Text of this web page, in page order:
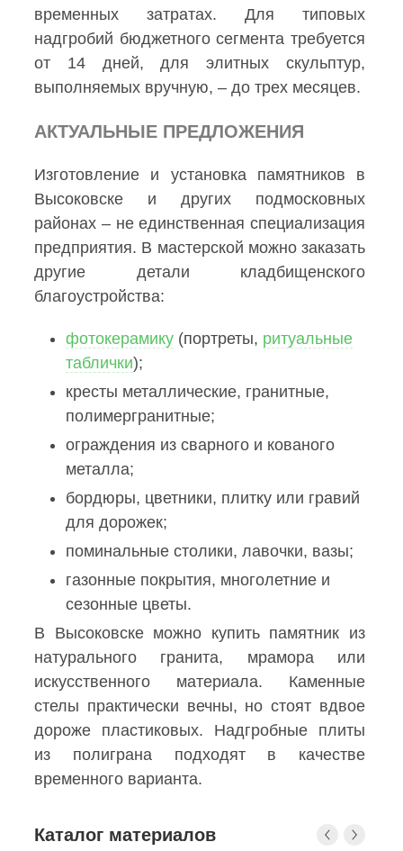
временных затратах. Для типовых
надгробий бюджетного сегмента требуется
от 14 дней, для элитных скульптур,
выполняемых вручную, – до трех месяцев.
АКТУАЛЬНЫЕ ПРЕДЛОЖЕНИЯ
Изготовление и установка памятников в
Высоковске и других подмосковных
районах – не единственная специализация
предприятия. В мастерской можно заказать
другие детали кладбищенского
благоустройства:
фотокерамику (портреты, ритуальные
таблички);
кресты металлические, гранитные,
полимергранитные;
ограждения из сварного и кованого
металла;
бордюры, цветники, плитку или гравий
для дорожек;
поминальные столики, лавочки, вазы;
газонные покрытия, многолетние и
сезонные цветы.
В Высоковске можно купить памятник из
натурального гранита, мрамора или
искусственного материала. Каменные
стелы практически вечны, но стоят вдвое
дороже пластиковых. Надгробные плиты
из полиграна подходят в качестве
временного варианта.
Каталог материалов